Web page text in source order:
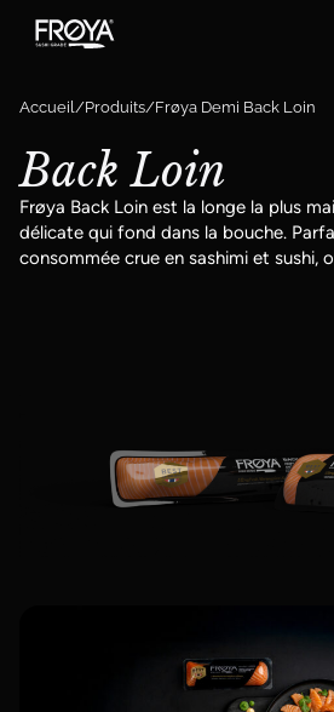
À propos de
Frøya
Accueil Produits Frøya Demi Back Loin
Back Loin
Frøya Back Loin est la longe la plus
délicate qui fond dans la bouche.
consommée crue en sashimi et sushi,